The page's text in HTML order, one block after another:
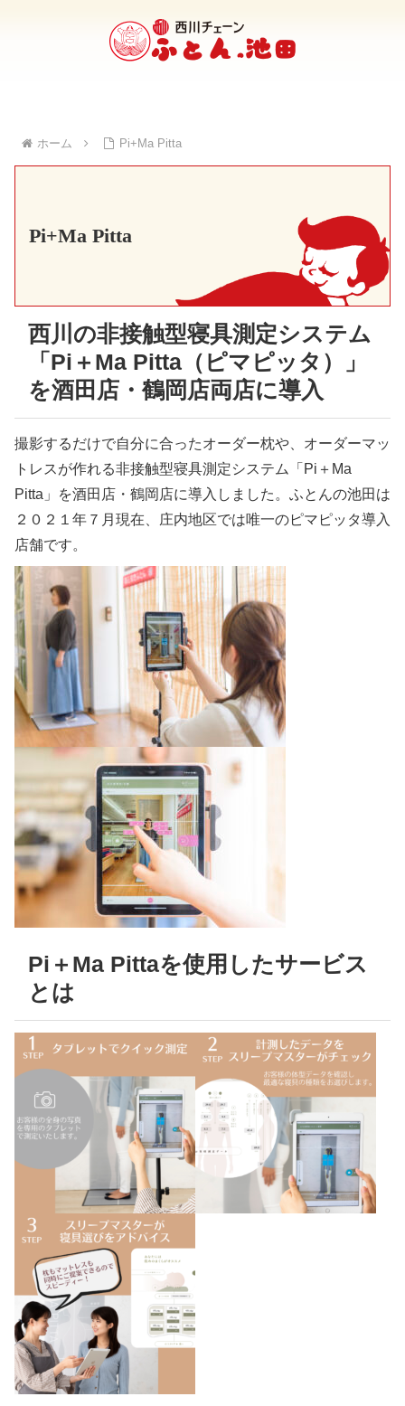
ホーム Pi+Ma Pitta
Pi+Ma Pitta
西川の非接触型寝具測定システム
「Pi＋Ma Pitta（ピマピッタ）」
を酒田店・鶴岡店両店に導入
撮影するだけで自分に合ったオーダー枕や、オーダーマッ
トレスが作れる非接触型寝具測定システム「Pi＋Ma
Pitta」を酒田店・鶴岡店に導入しました。ふとんの池田は
２０２１年７月現在、庄内地区では唯一のピマピッタ導入
店舗です。
Pi＋Ma Pittaを使用したサービス
とは